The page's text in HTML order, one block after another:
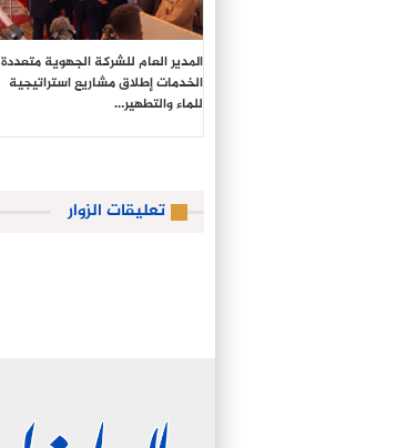
المدير العام للشركة الجهوية متعددة
الخدمات إطلاق مشاريع استراتيجية
للماء والتطهير…
تعليقات الزوار